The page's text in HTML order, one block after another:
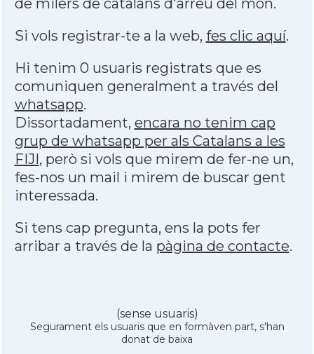
de milers de catalans d'arreu del món.
Si vols registrar-te a la web, fes clic aquí.
Hi tenim 0 usuaris registrats que es
comuniquen generalment a través del
whatsapp.
Dissortadament, encara no tenim cap
grup de whatsapp per als Catalans a les
FIJI, però si vols que mirem de fer-ne un,
fes-nos un mail i mirem de buscar gent
interessada.
Si tens cap pregunta, ens la pots fer
arribar a través de la pàgina de contacte.
(sense usuaris)
Segurament els usuaris que en formàven part, s'han
donat de baixa